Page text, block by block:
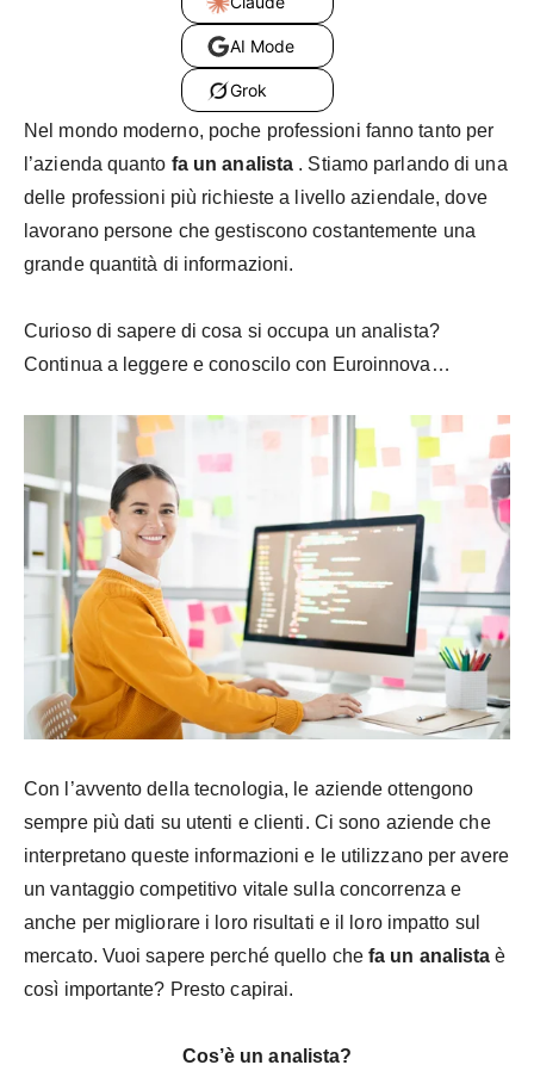
AI Mode
Grok
Nel mondo moderno, poche professioni fanno tanto per
l’azienda quanto fa un analista . Stiamo parlando di una
delle professioni più richieste a livello aziendale, dove
lavorano persone che gestiscono costantemente una
grande quantità di informazioni.
Curioso di sapere di cosa si occupa un analista?
Continua a leggere e conoscilo con Euroinnova…
Con l’avvento della tecnologia, le aziende ottengono
sempre più dati su utenti e clienti. Ci sono aziende che
interpretano queste informazioni e le utilizzano per avere
un vantaggio competitivo vitale sulla concorrenza e
anche per migliorare i loro risultati e il loro impatto sul
mercato. Vuoi sapere perché quello che fa un analista è
così importante? Presto capirai.
Cos’è un analista?